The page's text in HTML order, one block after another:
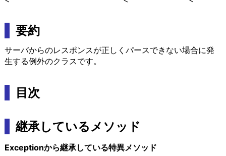
要約
サーバからのレスポンスが正しくパースできない場合に発
生する例外のクラスです。
目次
継承しているメソッド
Exceptionから継承している特異メソッド